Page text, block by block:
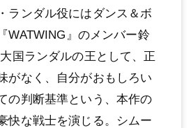
ランダル役にはダンス＆ボ
WATWING』のメンバー鈴
国ランダルの王として、正
がなく、⾃分がおもしろい
の判断基準という、本作の
快な戦⼠を演じる。シムー